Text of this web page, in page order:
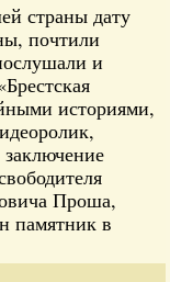
страны дату
почтили
и
историями,
Проша,
памятник в